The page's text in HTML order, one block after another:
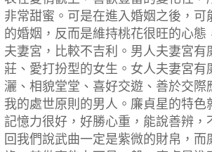
非常甜蜜。可是在進入婚姻之後，
的婚姻，反而是維持桃花很旺的心
夫妻宮，比較不吉利。男人夫妻宮
莊、愛打扮型的女生。女人夫妻宮
灑、相貌堂堂、喜好交遊、善於交
我的處世原則的男人。廉貞星的特色
記憶力很好，好勝心重，能說善辨
回我們說武曲一定是紫微的財帛，